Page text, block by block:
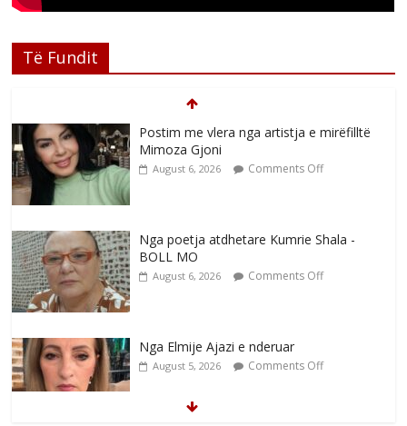
Të Fundit
Postim me vlera nga artistja e mirëfilltë
Mimoza Gjoni
August 6, 2026 Comments Off
Nga poetja atdhetare Kumrie Shala -
BOLL MO
August 6, 2026 Comments Off
Nga Elmije Ajazi e nderuar
August 5, 2026 Comments Off